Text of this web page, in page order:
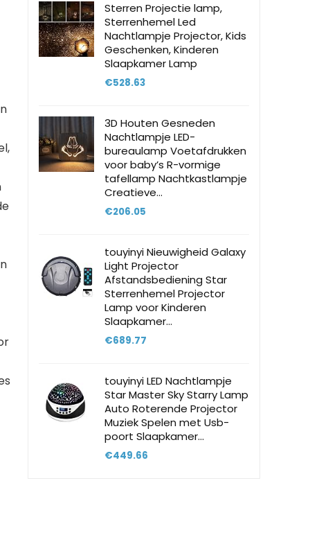
Sterren Projectie lamp,
Sterrenhemel Led
Nachtlampje Projector, Kids
Geschenken, Kinderen
Slaapkamer Lamp
€528.63
3D Houten Gesneden
Nachtlampje LED-
bureaulamp Voetafdrukken
voor baby’s R-vormige
tafellamp Nachtkastlampje
Creatieve…
€206.05
touyinyi Nieuwigheid Galaxy
Light Projector
Afstandsbediening Star
Sterrenhemel Projector
Lamp voor Kinderen
Slaapkamer…
€689.77
touyinyi LED Nachtlampje
Star Master Sky Starry Lamp
Auto Roterende Projector
Muziek Spelen met Usb-
poort Slaapkamer…
€449.66